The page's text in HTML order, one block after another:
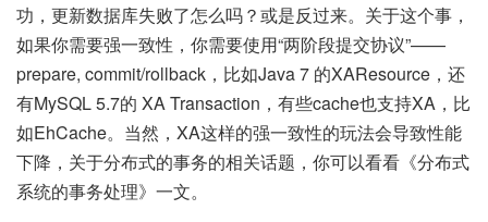
功，更新数据库失败了怎么吗？或是反过来。关于这个事，
如果你需要强一致性，你需要使用“两阶段提交协议”——
prepare, commit/rollback，比如Java 7 的XAResource，还
有MySQL 5.7的 XA Transaction，有些cache也支持XA，比
如EhCache。当然，XA这样的强一致性的玩法会导致性能
下降，关于分布式的事务的相关话题，你可以看看《分布式
系统的事务处理》一文。